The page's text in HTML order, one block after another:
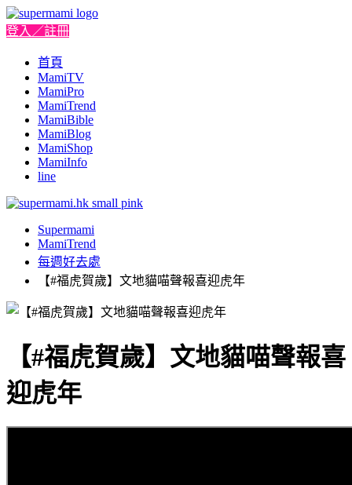
登入／註冊
首頁
MamiTV
MamiPro
MamiTrend
MamiBible
MamiBlog
MamiShop
MamiInfo
line
Supermami
MamiTrend
每週好去處
【#福虎賀歲】文地貓喵聲報喜迎虎年
【#福虎賀歲】文地貓喵聲報喜
迎虎年